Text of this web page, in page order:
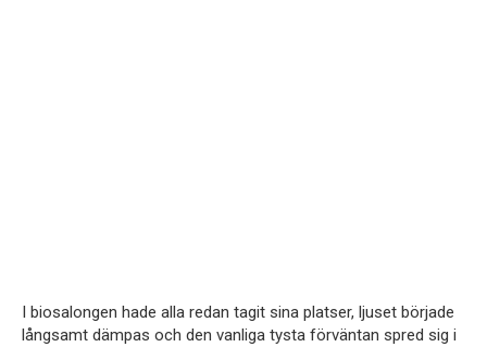
I biosalongen hade alla redan tagit sina platser, ljuset började
långsamt dämpas och den vanliga tysta förväntan spred sig i